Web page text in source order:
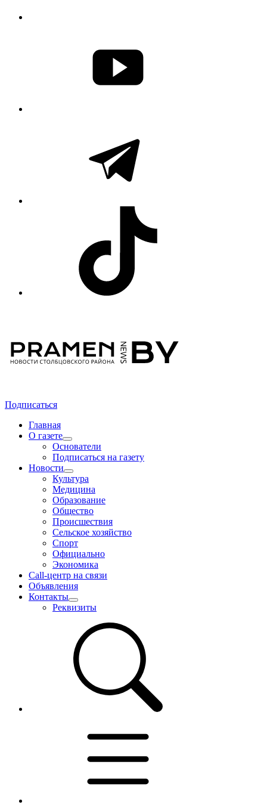
Подписаться
Главная
О газете
Основатели
Подписаться на газету
Новости
Культура
Медицина
Образование
Общество
Происшествия
Сельское хозяйство
Спорт
Официально
Экономика
Call-центр на связи
Объявления
Контакты
Реквизиты